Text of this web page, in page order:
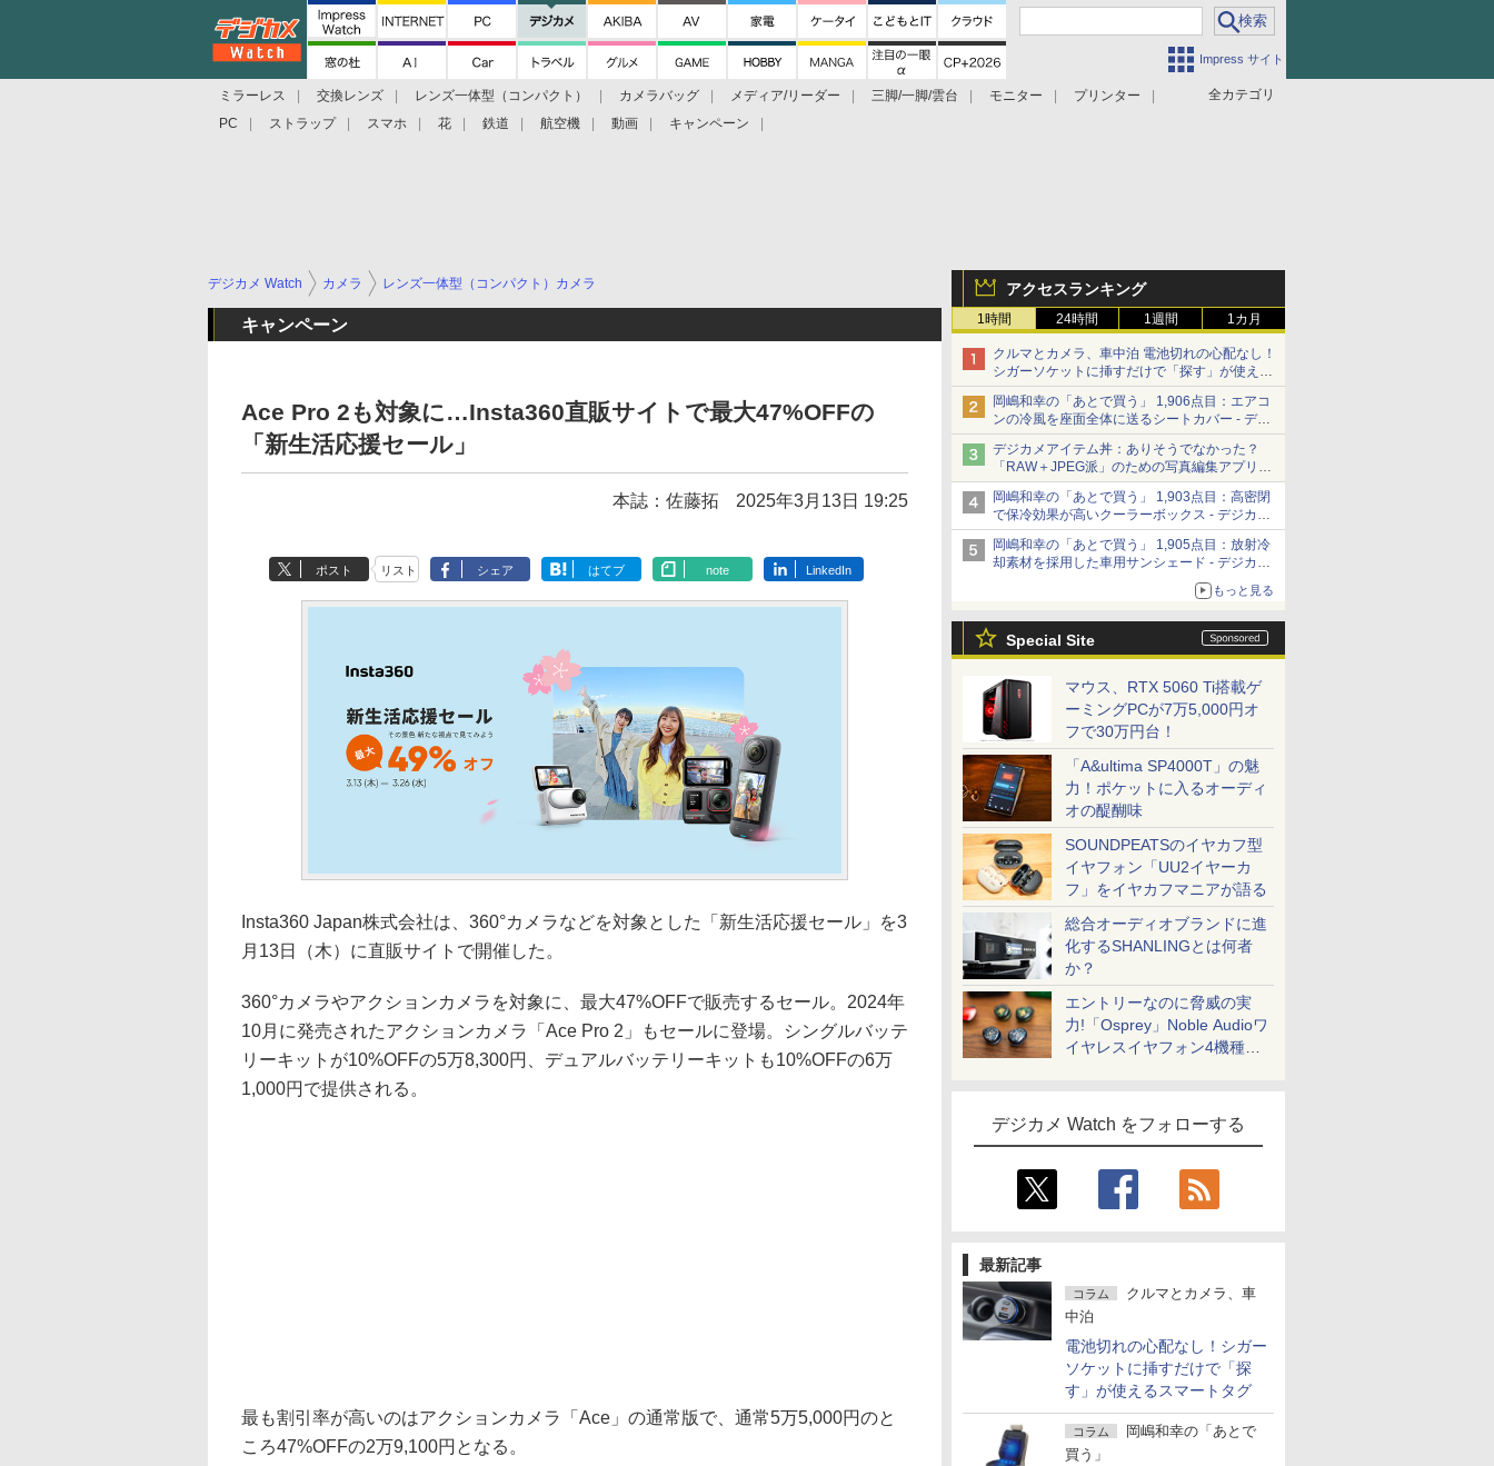
Impress サイト
全カテゴリ
ミラーレス 交換レンズ レンズ一体型（コンパクト） カメラバッグ メディア/リーダー 三脚/一脚/雲台 モニター
プリンター
PC
ストラップ スマホ 花 鉄道 航空機 動画 キャンペーン
アクセスランキング
1時間 24時間 1週間 1カ月
クルマとカメラ、車中泊 電池切れの心配なし！
シガーソケットに挿すだけで「探す」が使える
スマートタグ - デジカメ Watch
岡嶋和幸の「あとで買う」 1,906点目：エアコ
ンの冷風を座面全体に送るシートカバー - デジ
カメ Watch
デジカメアイテム丼：ありそうでなかった？
「RAW＋JPEG派」のための写真編集アプリ
カメラデフォルトのJPEGを大切にする
「Filmator」
岡嶋和幸の「あとで買う」 1,903点目：高密閉
で保冷効果が高いクーラーボックス - デジカメ
Watch
岡嶋和幸の「あとで買う」 1,905点目：放射冷
却素材を採用した車用サンシェード - デジカメ
もっと見る
Special Site
マウス、RTX 5060 Ti搭載ゲ
ーミングPCが7万5,000円オ
フで30万円台！
「A&ultima SP4000T」の魅
力！ポケットに入るオーディ
オの醍醐味
SOUNDPEATSのイヤカフ型
イヤフォン「UU2イヤーカ
フ」をイヤカフマニアが語る
総合オーディオブランドに進
化するSHANLINGとは何者
か？
エントリーなのに脅威の実
力!「Osprey」Noble Audioワ
イヤレスイヤフォン4機種を
デジカメ Watch をフォローする
最新記事
コラム
クルマとカメラ、車
中泊
電池切れの心配なし！シガー
ソケットに挿すだけで「探
す」が使えるスマートタグ
コラム
岡嶋和幸の「あとで
買う」
デジカメ Watch カメラ レンズ一体型（コンパクト）カメラ
キャンペーン
Ace Pro 2も対象に…Insta360直販サイトで最大47%OFFの
「新生活応援セール」
本誌：佐藤拓 2025年3月13日 19:25
ポスト リスト シェア はてブ note LinkedIn
Insta360 Japan株式会社は、360°カメラなどを対象とした「新生活応援セール」を3
月13日（木）に直販サイトで開催した。
360°カメラやアクションカメラを対象に、最大47%OFFで販売するセール。2024年
10月に発売されたアクションカメラ「Ace Pro 2」もセールに登場。シングルバッテ
リーキットが10%OFFの5万8,300円、デュアルバッテリーキットも10%OFFの6万
1,000円で提供される。
最も割引率が高いのはアクションカメラ「Ace」の通常版で、通常5万5,000円のと
ころ47%OFFの2万9,100円となる。